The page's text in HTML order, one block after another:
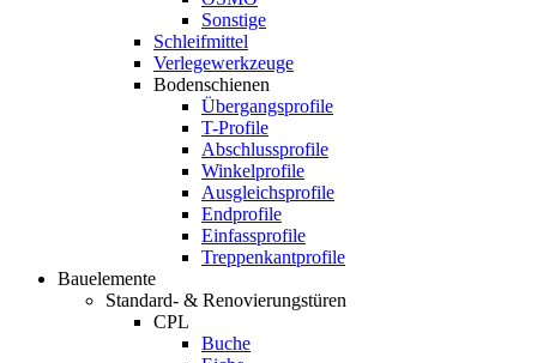
Sonstige
Schleifmittel
Verlegewerkzeuge
Bodenschienen
Übergangsprofile
T-Profile
Abschlussprofile
Winkelprofile
Ausgleichsprofile
Endprofile
Einfassprofile
Treppenkantprofile
Bauelemente
Standard- & Renovierungstüren
CPL
Buche